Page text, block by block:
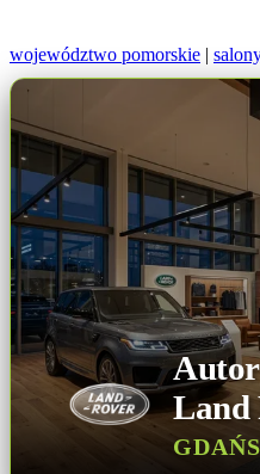
województwo pomorskie |
Land